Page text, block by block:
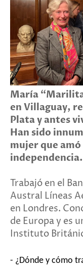
María
en Villaguay,
Plata y antes
Han sido
mujer que amó
independencia.
Trabajó en el
Austral Líneas
en Londres.
de Europa y es
Instituto
- ¿Dónde y cómo